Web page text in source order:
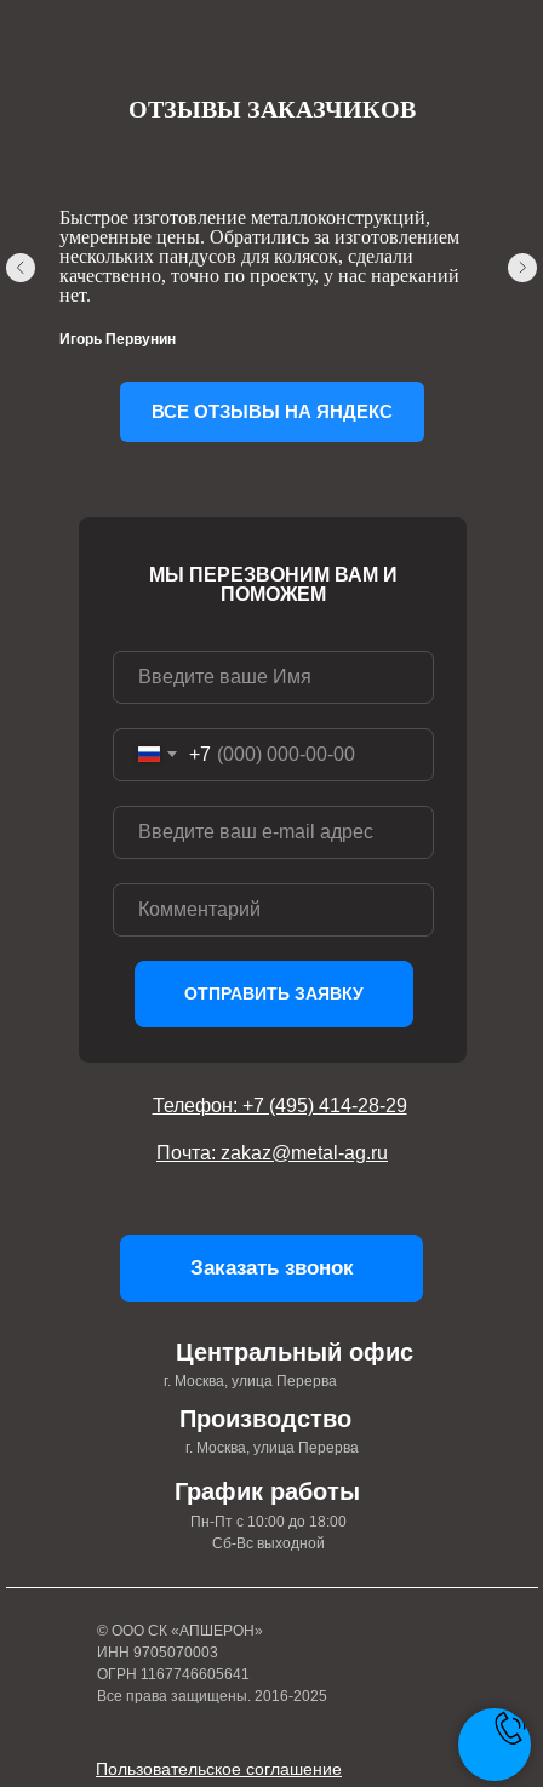
ОТЗЫВЫ ЗАКАЗЧИКОВ
Быстрое изготовление металлоконструкций,
умеренные цены. Обратились за изготовлением
нескольких пандусов для колясок, сделали
качественно, точно по проекту, у нас нареканий
нет.
Игорь Первунин
ВСЕ ОТЗЫВЫ НА ЯНДЕКС
© ООО СК «АПШЕРОН»
ИНН 9705070003
ОГРН 1167746605641
Все права защищены. 2016-2025
Пользовательское соглашение
+7
ОТПРАВИТЬ ЗАЯВКУ
МЫ ПЕРЕЗВОНИМ ВАМ И
ПОМОЖЕМ
Центральный офис
г. Москва, улица Перерва
График работы
Пн-Пт с 10:00 до 18:00
Сб-Вс выходной
Производство
г. Москва, улица Перерва
Телефон: +7 (495) 414-28-29
Почта: zakaz@metal-ag.ru
Заказать звонок